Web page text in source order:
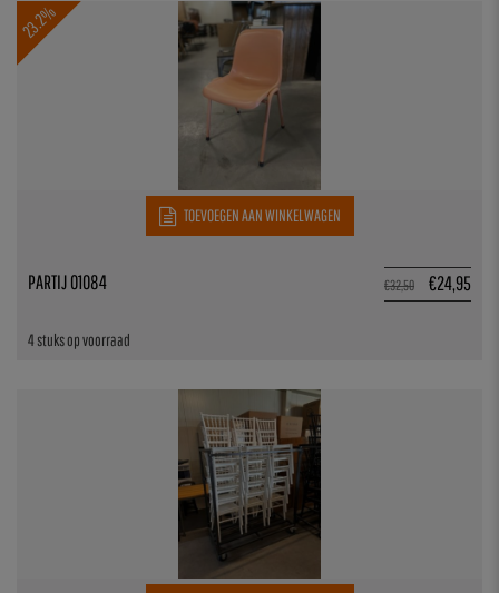
23.2%
TOEVOEGEN AAN WINKELWAGEN
€32,50 €24,95
4 stuks op voorraad
PARTIJ 01084